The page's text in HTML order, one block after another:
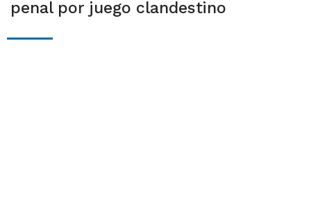
penal por juego clandestino